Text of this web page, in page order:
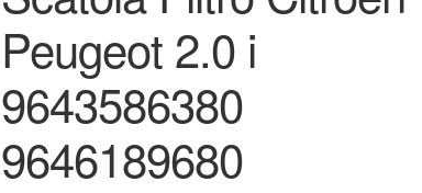
Peugeot 2.0 i
9643586380
9646189680